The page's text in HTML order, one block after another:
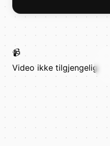
📹
Video ikke tilgjengelig